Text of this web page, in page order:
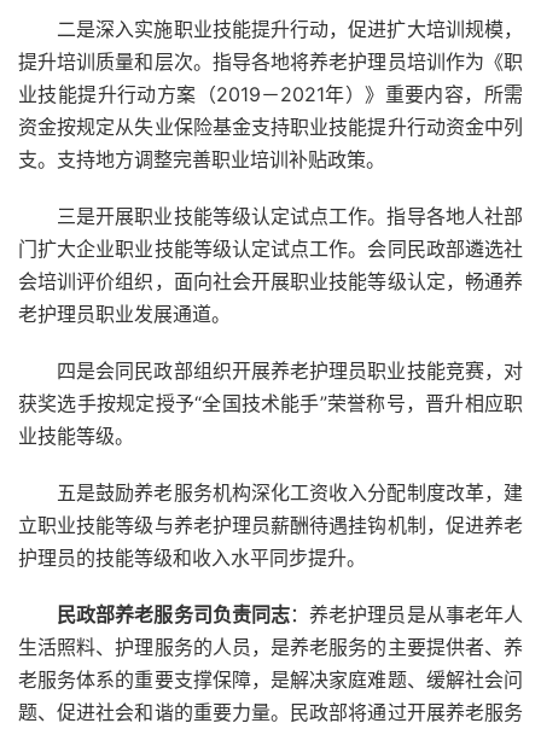
二是深入实施职业技能提升行动，促进扩大培训规模，
提升培训质量和层次。指导各地将养老护理员培训作为《职
业技能提升行动方案（2019－2021年）》重要内容，所需
资金按规定从失业保险基金支持职业技能提升行动资金中列
支。支持地方调整完善职业培训补贴政策。
三是开展职业技能等级认定试点工作。指导各地人社部
门扩大企业职业技能等级认定试点工作。会同民政部遴选社
会培训评价组织，面向社会开展职业技能等级认定，畅通养
老护理员职业发展通道。
四是会同民政部组织开展养老护理员职业技能竞赛，对
获奖选手按规定授予“全国技术能手”荣誉称号，晋升相应职
业技能等级。
五是鼓励养老服务机构深化工资收入分配制度改革，建
立职业技能等级与养老护理员薪酬待遇挂钩机制，促进养老
护理员的技能等级和收入水平同步提升。
民政部养老服务司负责同志：养老护理员是从事老年人
生活照料、护理服务的人员，是养老服务的主要提供者、养
老服务体系的重要支撑保障，是解决家庭难题、缓解社会问
题、促进社会和谐的重要力量。民政部将通过开展养老服务